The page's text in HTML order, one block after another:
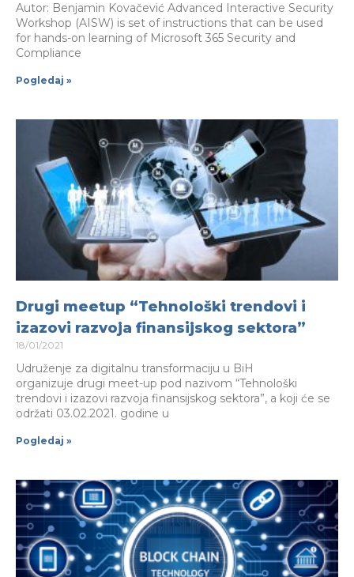
Autor: Benjamin Kovačević Advanced Interactive Security
Workshop (AISW) is set of instructions that can be used
for hands-on learning of Microsoft 365 Security and
Compliance
Pogledaj »
Drugi meetup “Tehnološki trendovi i
izazovi razvoja finansijskog sektora”
18/01/2021
Udruženje za digitalnu transformaciju u BiH
organizuje drugi meet-up pod nazivom “Tehnološki
trendovi i izazovi razvoja finansijskog sektora”, a koji će se
održati 03.02.2021. godine u
Pogledaj »